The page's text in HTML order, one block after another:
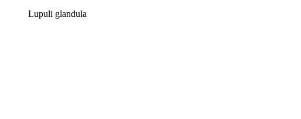
Lupuli glandula